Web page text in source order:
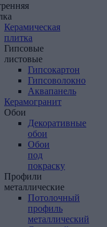
Керамическая
плитка
Гипсовые
листовые
Гипсокартон
Гипсоволокно
Аквапанель
Керамогранит
Обои
Декоративные
обои
Обои
под
покраску
Профили
металлические
Потолочный
профиль
металлический